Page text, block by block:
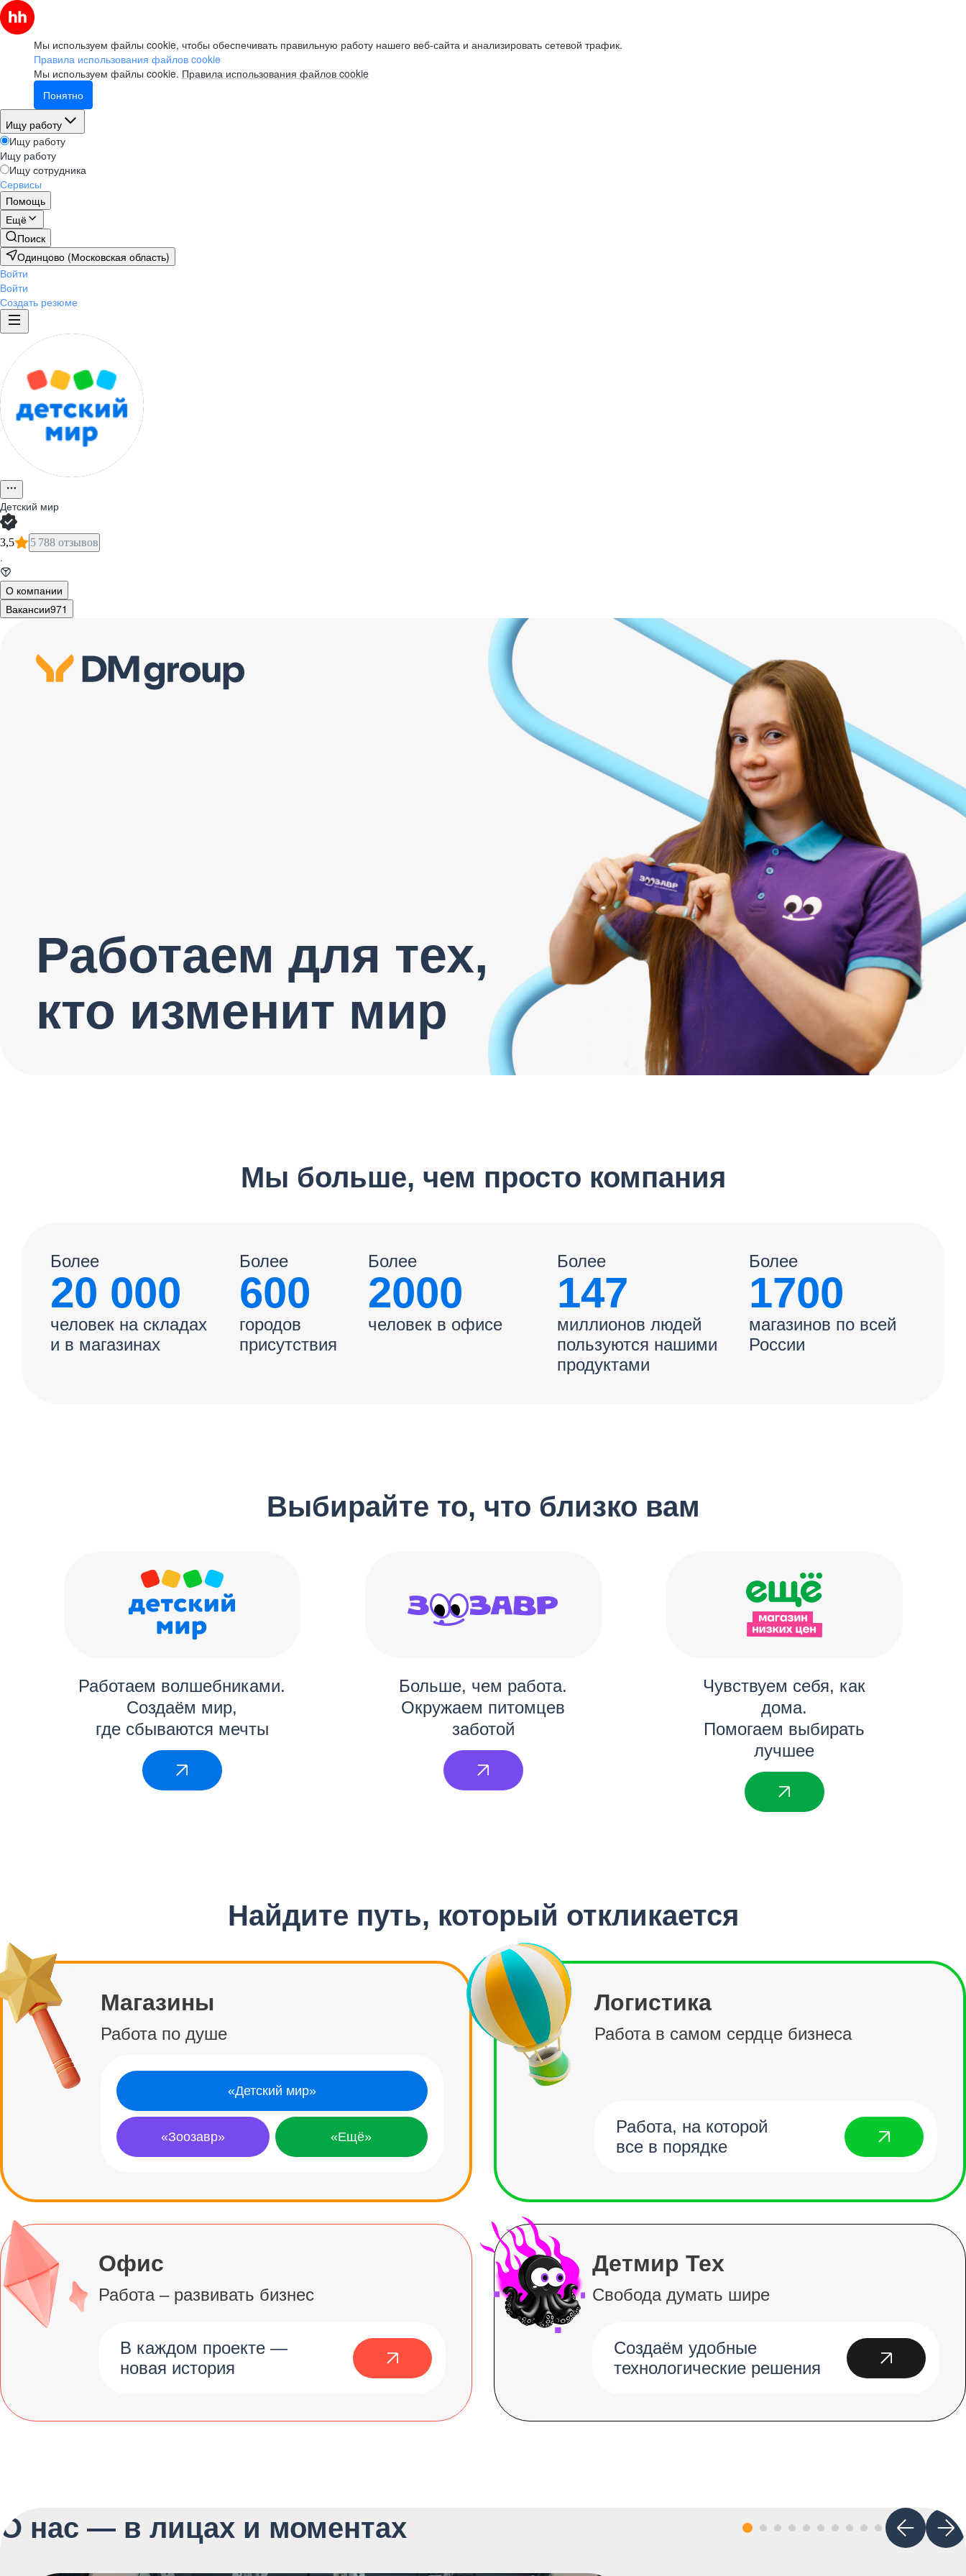
Мы используем файлы cookie, чтобы обеспечивать правильную работу нашего веб-сайта и анализировать сетевой трафик.
Правила использования файлов cookie
Мы используем файлы cookie. Правила использования файлов cookie
Понятно
Ищу работу
Ищу работу
Ищу работу
Ищу сотрудника
Сервисы
Помощь
Ещё
Поиск
Одинцово (Московская область)
Войти
Войти
Создать резюме
Детский мир
3,5 5 788 отзывов
·
О компании
Вакансии971
Работаем для тех,
кто изменит мир
Мы больше, чем просто компания
Более
20 000
человек на складах
и в магазинах
Более
600
городов
присутствия
Более
2000
человек в офисе
Более
147
миллионов людей
пользуются нашими
продуктами
Более
1700
магазинов по всей
России
Выбирайте то, что близко вам
Работаем волшебниками.
Создаём мир,
где сбываются мечты
Больше, чем работа.
Окружаем питомцев
заботой
Чувствуем себя, как
дома.
Помогаем выбирать
лучшее
Найдите путь, который откликается
Магазины
Работа по душе
«Детский мир»
«Зоозавр» «Ещё»
Логистика
Работа в самом сердце бизнеса
Работа, на которой
все в порядке
Офис
Работа – развивать бизнес
В каждом проекте —
новая история
Детмир Тех
Свобода думать шире
Создаём удобные
технологические решения
О нас — в лицах и моментах